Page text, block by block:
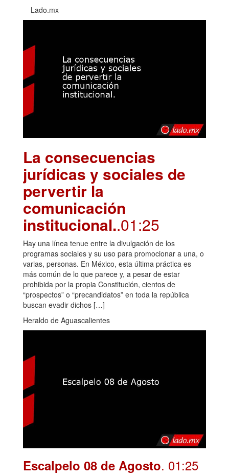
Lado.mx
La consecuencias
jurídicas y sociales de
pervertir la
comunicación
institucional..01:25
Hay una línea tenue entre la divulgación de los
programas sociales y su uso para promocionar a una, o
varias, personas. En México, esta última práctica es
más común de lo que parece y, a pesar de estar
prohibida por la propia Constitución, cientos de
“prospectos” o “precandidatos” en toda la república
buscan evadir dichos […]
Heraldo de Aguascalientes
Escalpelo 08 de Agosto. 01:25